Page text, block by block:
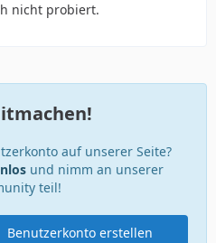
nicht probiert.
auf unserer Seite?
und nimm an unserer
teil!
Benutzerkonto erstellen